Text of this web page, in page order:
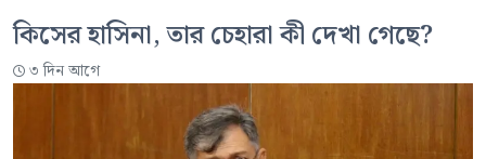
কিসের হাসিনা, তার চেহারা কী দেখা গেছে?
৩ দিন আগে